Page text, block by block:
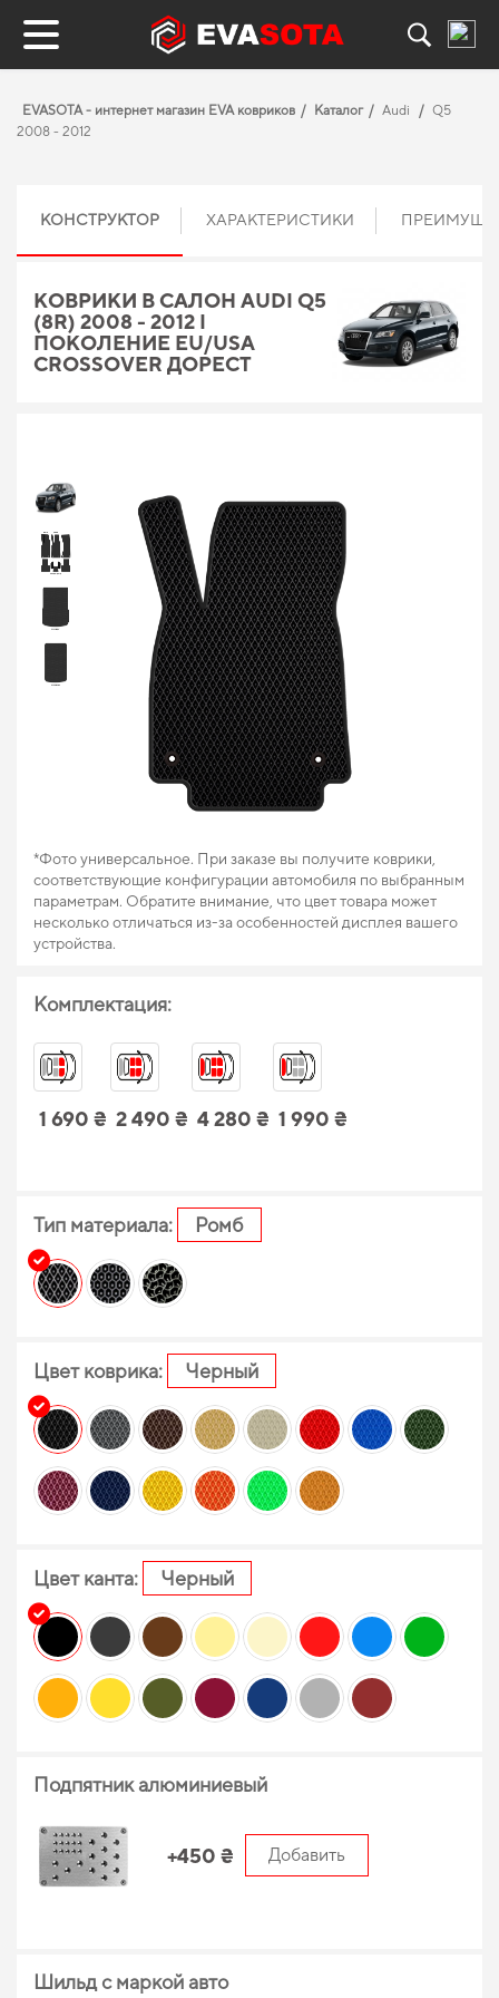
EVASOTA - интернет магазин EVA ковриков Каталог Audi
Q5
2008 - 2012
КОНСТРУКТОР ХАРАКТЕРИСТИКИ
КОВРИКИ В САЛОН AUDI Q5
(8R) 2008 - 2012 I
ПОКОЛЕНИЕ EU/USA
CROSSOVER ДОРЕСТ
*Фото универсальное. При заказе вы получите коврики,
соответствующие конфигурации автомобиля по выбранным
параметрам. Обратите внимание, что цвет товара может
несколько отличаться из-за особенностей дисплея вашего
устройства.
Комплектация:
1 690 ₴ 2 490 ₴ 4 280 ₴ 1 990 ₴
Тип материала: Ромб
Цвет коврика: Черный
Цвет канта: Черный
Подпятник алюминиевый
+450 ₴ Добавить
Шильд с маркой авто